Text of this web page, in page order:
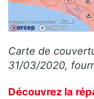
Carte de
31/03/2020,
Découvrez la